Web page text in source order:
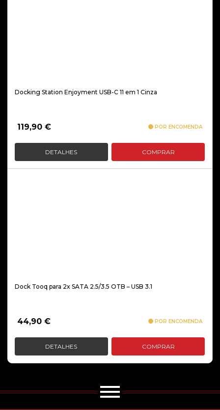
Docking Station Enjoyment USB-C 11 em 1 Cinza
119,90 € POR ENCOMENDA
DETALHES COMPRAR
Dock Tooq para 2x SATA 2.5/3.5 OTB – USB 3.1
44,90 € POR ENCOMENDA
DETALHES COMPRAR